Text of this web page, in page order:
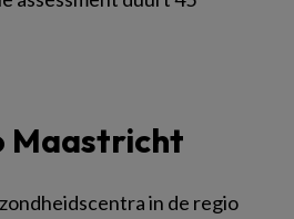
Maastricht
in de regio